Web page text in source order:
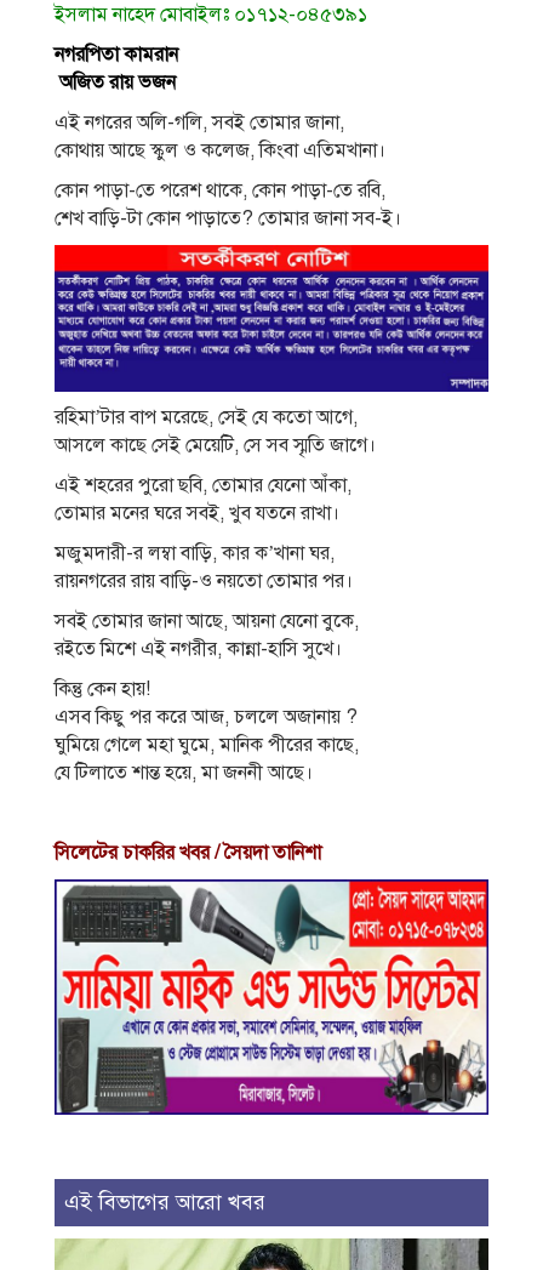
ইসলাম নাহেদ মোবাইলঃ ০১৭১২-০৪৫৩৯১
নগরপিতা কামরান
অজিত রায় ভজন
এই নগরের অলি-গলি, সবই তোমার জানা,
কোথায় আছে স্কুল ও কলেজ, কিংবা এতিমখানা।
কোন পাড়া-তে পরেশ থাকে, কোন পাড়া-তে রবি,
শেখ বাড়ি-টা কোন পাড়াতে? তোমার জানা সব-ই।
রহিমা’টার বাপ মরেছে, সেই যে কতো আগে,
আসলে কাছে সেই মেয়েটি, সে সব স্মৃতি জাগে।
এই শহরের পুরো ছবি, তোমার যেনো আঁকা,
তোমার মনের ঘরে সবই, খুব যতনে রাখা।
মজুমদারী-র লম্বা বাড়ি, কার ক’খানা ঘর,
রায়নগরের রায় বাড়ি-ও নয়তো তোমার পর।
সবই তোমার জানা আছে, আয়না যেনো বুকে,
রইতে মিশে এই নগরীর, কান্না-হাসি সুখে।
কিন্তু কেন হায়!
এসব কিছু পর করে আজ, চললে অজানায় ?
ঘুমিয়ে গেলে মহা ঘুমে, মানিক পীরের কাছে,
যে টিলাতে শান্ত হয়ে, মা জননী আছে।
সিলেটের চাকরির খবর / সৈয়দা তানিশা
এই বিভাগের আরো খবর